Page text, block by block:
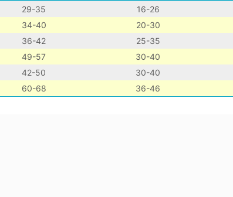
29-35 16-26
34-40
20-30
36-42
25-35
49-57
30-40
42-50
30-40
60-68
36-46